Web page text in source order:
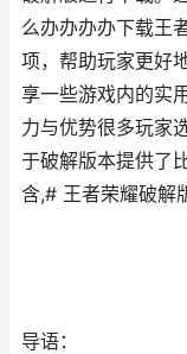
么办办办办下载王
项，帮助玩家更好
享一些游戏内的实
力与优势很多玩家
于破解版本提供了
含,# 王者荣耀破解
导语：